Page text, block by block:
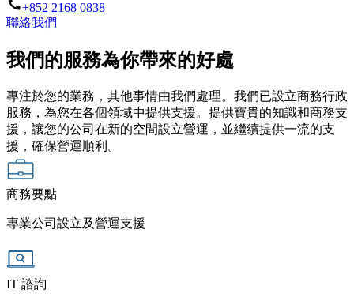
+852 2168 0838
聯絡我們
我們的服務為你帶來的好處
專注於您的業務，其他事情由我們處理。我們已設立商務行政
服務，為您在各個領域中提供支援。提供寶貴的知識和商務支
援，讓您的公司在新的空間設立營運，並繼續提供一流的支
援，確保營運順利。
商務要點
專業公司設立及營運支援
IT 諮詢